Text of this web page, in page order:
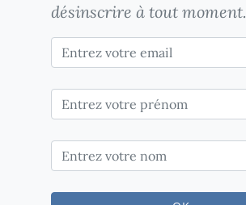
désinscrire à tout moment.